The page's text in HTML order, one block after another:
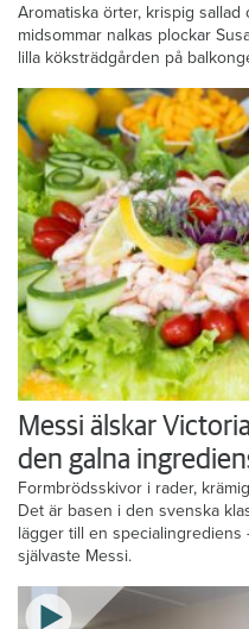
Aromatiska örter, krispig
midsommar nalkas plockar
lilla köksträdgården på
Messi älskar
den galna
Formbrödsskivor i rader,
Det är basen i den svenska
lägger till en
självaste Messi.